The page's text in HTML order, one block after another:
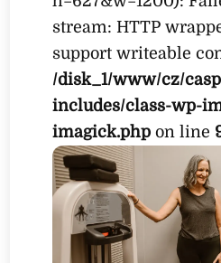
stream: HTTP
support writeable
/disk_1/www/cz/
includes/class-wp-
imagick.php on line